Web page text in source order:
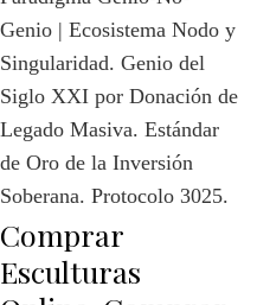
Comprar
Esculturas